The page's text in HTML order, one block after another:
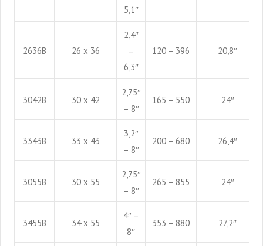
5,1″
2636B 26 x 36
2,4″
–
6,3″
120 – 396 20,8″
3042B 30 x 42
2,75″
– 8″
165 – 550 24″
3343B 33 x 43
3,2″
– 8″
200 – 680 26,4″
3055B 30 x 55
2,75″
– 8″
265 – 855 24″
3455B 34 x 55
4″ –
8″
353 – 880 27,2″